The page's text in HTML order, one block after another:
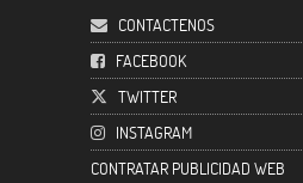
CONTACTENOS
FACEBOOK
TWITTER
INSTAGRAM
CONTRATAR PUBLICIDAD WEB